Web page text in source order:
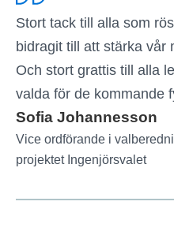
Stort tack till alla som
bidragit till att stärka vår
Och stort grattis till alla
valda för de kommande
Sofia Johannesson
Vice ordförande i
projektet Ingenjörsvalet